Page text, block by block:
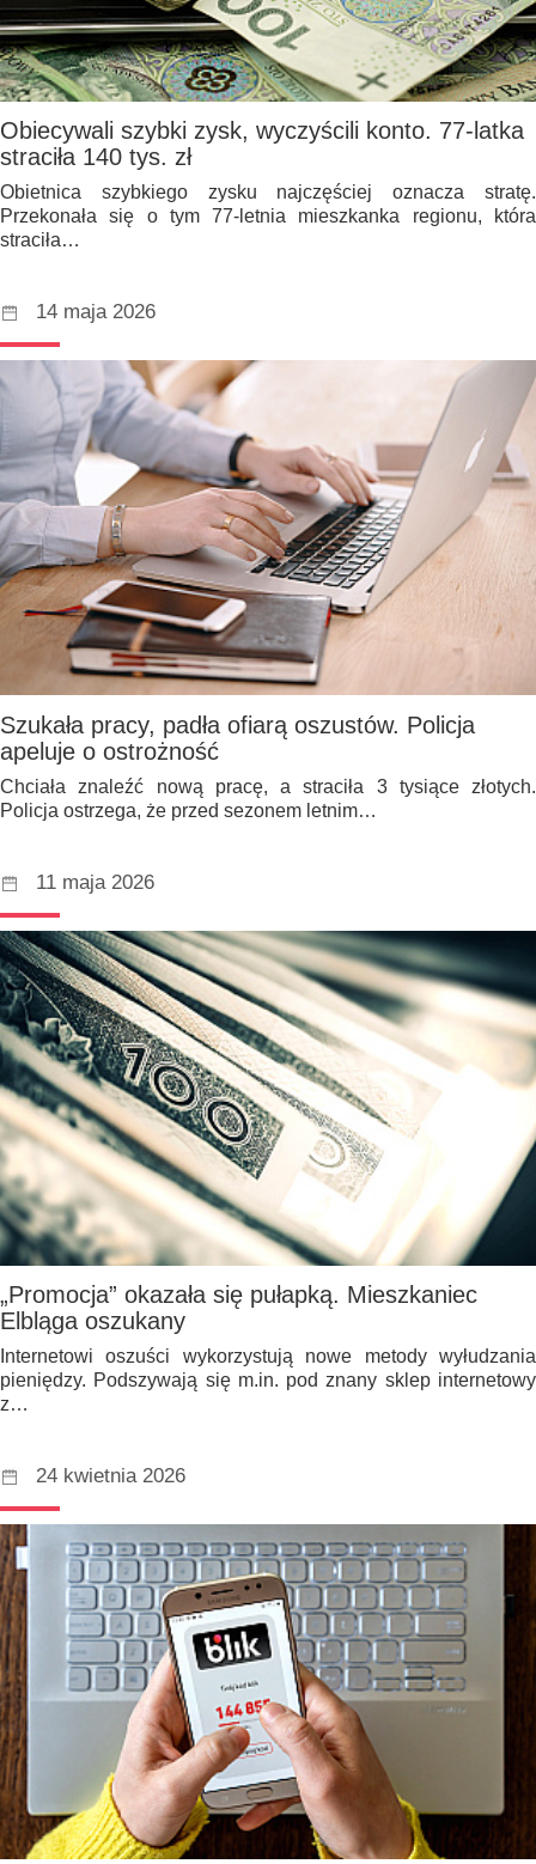
Obiecywali szybki zysk, wyczyścili konto. 77-latka
straciła 140 tys. zł
Obietnica szybkiego zysku najczęściej oznacza stratę.
Przekonała się o tym 77-letnia mieszkanka regionu, która
straciła…
14 maja 2026
Szukała pracy, padła ofiarą oszustów. Policja
apeluje o ostrożność
Chciała znaleźć nową pracę, a straciła 3 tysiące złotych.
Policja ostrzega, że przed sezonem letnim…
11 maja 2026
„Promocja” okazała się pułapką. Mieszkaniec
Elbląga oszukany
Internetowi oszuści wykorzystują nowe metody wyłudzania
pieniędzy. Podszywają się m.in. pod znany sklep internetowy
z…
24 kwietnia 2026